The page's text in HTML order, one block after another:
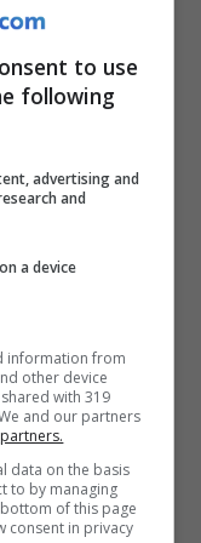
nitidamente
a riportare
rientra
e il
sia
la
to use
following
advertising and
and
a device
information from
other device
with 319
and our partners
data on the basis
to by managing
of this page
consent in privacy